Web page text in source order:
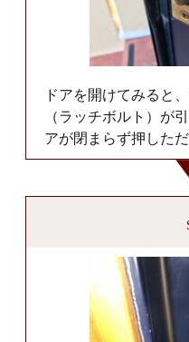
ドアを開けてみると
（ラッチボルト）が
アが閉まらず押した